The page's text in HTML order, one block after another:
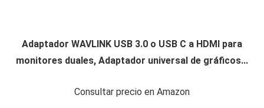
Adaptador WAVLINK USB 3.0 o USB C a HDMI para
monitores duales, Adaptador universal de gráficos...
Consultar precio en Amazon